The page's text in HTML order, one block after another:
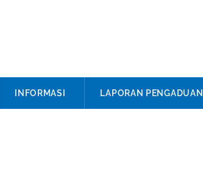
INFORMASI LAPORAN PENGADUAN